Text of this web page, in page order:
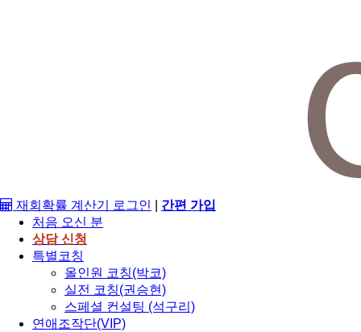
재회확률 계산기 로그인
간편 가입
처음 오신 분
상담 신청
특별코칭
올인원 코칭(박코)
실전 코칭(권승현)
스페셜 컨설팅 (석구리)
연애조작단(VIP)